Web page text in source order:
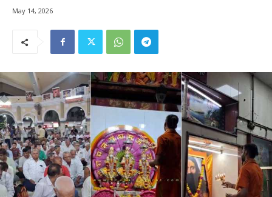
May 14, 2026